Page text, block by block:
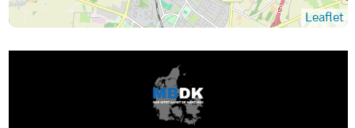
Leaflet